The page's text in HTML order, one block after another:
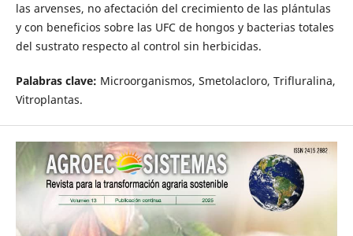
las arvenses, no afectación del crecimiento de las plántulas
y con beneficios sobre las UFC de hongos y bacterias totales
del sustrato respecto al control sin herbicidas.
Palabras clave: Microorganismos, Smetolacloro, Trifluralina,
Vitroplantas.